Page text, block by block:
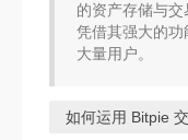
的资产存储与
凭借其强大的功
大量用户。
如何运用 Bitpie